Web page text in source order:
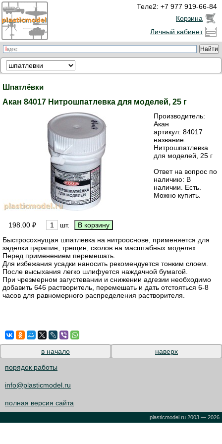
Теле2: +7 977 919-66-84
Корзина
Личный кабинет
Шпатлёвки
Акан 84017 Нитрошпатлевка для моделей, 25 г
Производитель:
Акан
артикул: 84017
название:
Нитрошпатлевка
для моделей, 25 г
Ответ на вопрос по
наличию: В
наличии. Есть.
Можно купить.
198.00 ₽
шт.
Быстросохнущая шпатлевка на нитрооснове, применяется для
заделки царапин, трещин, сколов на масштабных моделях.
Перед применением перемешать.
Для избежания усадки наносить рекомендуется тонким слоем.
После высыхания легко шлифуется наждачной бумагой.
При чрезмерном загустевании и снижении адгезии необходимо
добавить 646 растворитель, перемешать и дать отстояться 6-8
часов для равномерного распределения растворителя.
в начало
наверх
порядок работы
info@plasticmodel.ru
полная версия сайта
plasticmodel.ru 2003 — 2026